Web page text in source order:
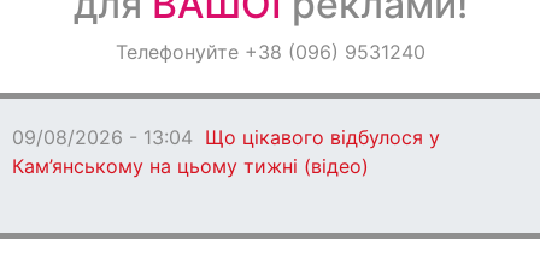
ОголошенняТелефонуйте +38 (096) 9531240
09/08/2026 - 13:04 Що цікавого відбулося у
Кам’янському на цьому тижні (відео)